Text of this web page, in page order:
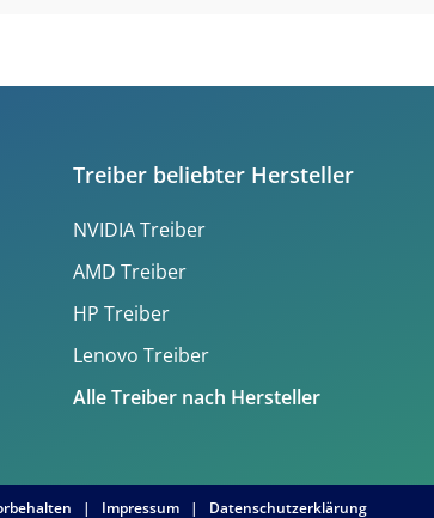
Treiber beliebter Hersteller
NVIDIA Treiber
AMD Treiber
HP Treiber
Lenovo Treiber
Alle Treiber nach Hersteller
| Impressum| Datenschutzerklärung